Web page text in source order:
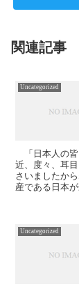
関連記事
Uncategorized
「日本人の皆
近、度々、耳
さいましたか
産である日本
Uncategorized